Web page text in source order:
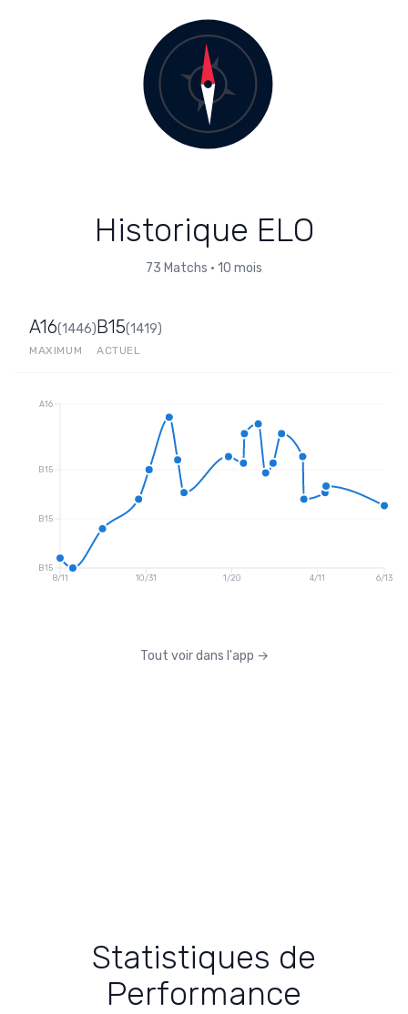
Historique ELO
73 Matchs • 10 mois
A16(1446)
MAXIMUM
B15(1419)
ACTUEL
8/11 10/31 1/20 4/11 6/13
B15
B15
B15
A16
Tout voir dans l'app →
Statistiques de
Performance